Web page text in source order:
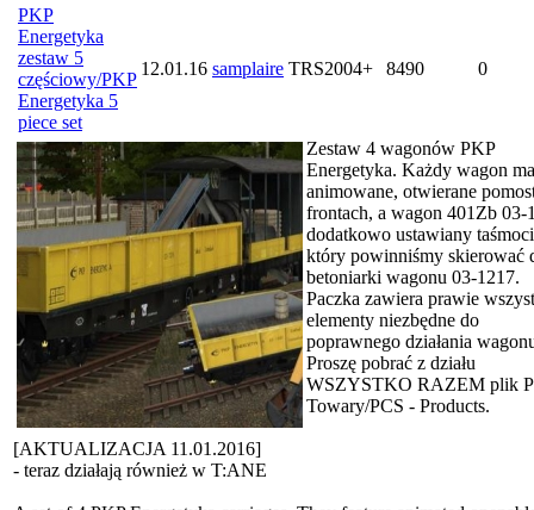
PKP
Energetyka
zestaw 5
częściowy/PKP
Energetyka 5
piece set
12.01.16 samplaire TRS2004+ 8490 0
Zestaw 4 wagonów PKP
Energetyka. Każdy wagon ma
animowane, otwierane
frontach, a wagon 401Zb 03-
dodatkowo ustawiany
który powinniśmy skierować
betoniarki wagonu 03-1217.
Paczka zawiera prawie
elementy niezbędne do
poprawnego działania
Proszę pobrać z działu
WSZYSTKO RAZEM plik
Towary/PCS - Products.
[AKTUALIZACJA 11.01.2016]
- teraz działają również w T:ANE